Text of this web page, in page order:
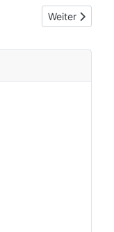
Nächster
Weiter